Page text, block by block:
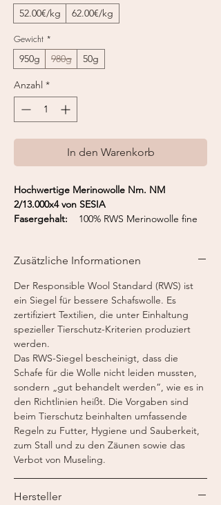
52.00€/kg 62.00€/kg
Gewicht *
950g 980g 50g
Anzahl *
In den Warenkorb
Hochwertige Merinowolle Nm. NM
2/13.000x4 von SESIA
Fasergehalt:
100% RWS Merinowolle fine
Lauflänge:ca. 82 m / 50 g
Zusätzliche Informationen
Der Responsible Wool Standard (RWS) ist
ein Siegel für bessere Schafswolle. Es
zertifiziert Textilien, die unter Einhaltung
spezieller Tierschutz-Kriterien produziert
werden.
Das RWS-Siegel bescheinigt, dass die
Schafe für die Wolle nicht leiden mussten,
sondern „gut behandelt werden“, wie es in
den Richtlinien heißt. Die Vorgaben sind
beim Tierschutz beinhalten umfassende
Regeln zu Futter, Hygiene und Sauberkeit,
zum Stall und zu den Zäunen sowie das
Verbot von Museling.
Hersteller